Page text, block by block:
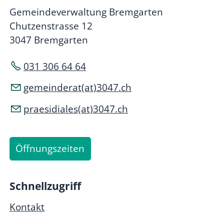
Gemeindeverwaltung Bremgarten
Chutzenstrasse 12
3047 Bremgarten
031 306 64 64
gemeinderat(at)3047.ch
praesidiales(at)3047.ch
Öffnungszeiten
Schnellzugriff
Kontakt